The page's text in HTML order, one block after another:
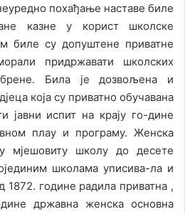
похађање наставе биле
казне у корист школске
биле су допуштене приватне
придржавати школских
Била је дозвољена и
која су приватно обучавана
јавни испит на крају го-дине
плау и програму. Женска
мјешовиту школу до десете
школама уписива-ла и
1872. године радила приватна ,
државна женска основна